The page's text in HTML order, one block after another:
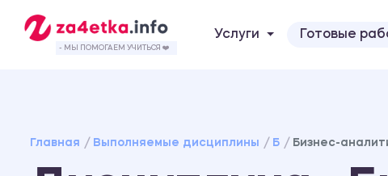
- МЫ ПОМОГАЕМ УЧИТЬСЯ ❤️
Услуги Готовые
Главная Выполняемые дисциплины Б Бизнес-